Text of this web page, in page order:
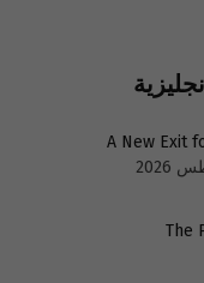
A New Exit
The